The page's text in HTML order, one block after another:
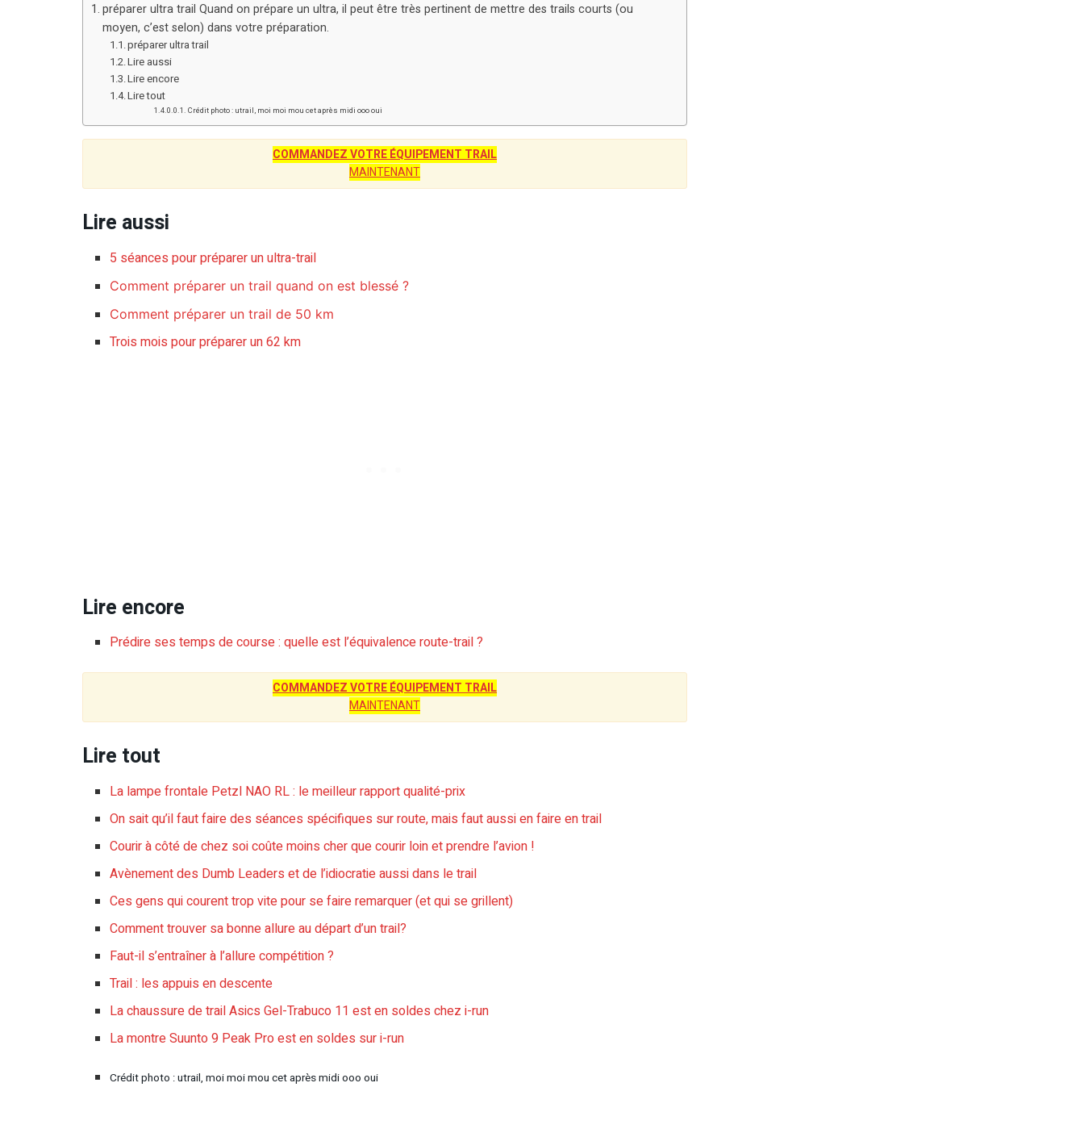
préparer ultra trail Quand on prépare un ultra, il peut être très pertinent de mettre des trails courts (ou
moyen, c’est selon) dans votre préparation.
préparer ultra trail
Lire aussi
Lire encore
Lire tout
Crédit photo : utrail, moi moi mou cet après midi ooo oui
COMMANDEZ VOTRE ÉQUIPEMENT TRAIL
MAINTENANT
Lire aussi
5 séances pour préparer un ultra-trail
Comment préparer un trail quand on est blessé ?
Comment préparer un trail de 50 km
Trois mois pour préparer un 62 km
Lire encore
Prédire ses temps de course : quelle est l’équivalence route-trail ?
COMMANDEZ VOTRE ÉQUIPEMENT TRAIL
MAINTENANT
Lire tout
La lampe frontale Petzl NAO RL : le meilleur rapport qualité-prix
On sait qu’il faut faire des séances spécifiques sur route, mais faut aussi en faire en trail
Courir à côté de chez soi coûte moins cher que courir loin et prendre l’avion !
Avènement des Dumb Leaders et de l’idiocratie aussi dans le trail
Ces gens qui courent trop vite pour se faire remarquer (et qui se grillent)
Comment trouver sa bonne allure au départ d’un trail?
Faut-il s’entraîner à l’allure compétition ?
Trail : les appuis en descente
La chaussure de trail Asics Gel-Trabuco 11 est en soldes chez i-run
La montre Suunto 9 Peak Pro est en soldes sur i-run
Crédit photo : utrail, moi moi mou cet après midi ooo oui